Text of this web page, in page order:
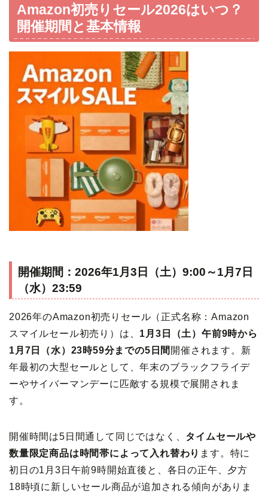
Amazon初売りセール2026はいつ？
開催期間と基本情報
開催期間：2026年1月3日（土）9:00～1月7日
（水）23:59
2026年のAmazon初売りセール（正式名称：Amazon
スマイルセール初売り）は、 1月3日（土）午前9時から
1月7日（水）23時59分までの5日間 開催されます。新
年最初の大型セールとして、年末のブラックフライデ
ーやサイバーマンデーに匹敵する規模で展開されま
す。
開催時間は5日間通して同じではなく、 タイムセールや
数量限定商品は時間帯によって入れ替わり ます。特に
初日の1月3日午前9時開始直後と、各日の正午、夕方
18時頃に新しいセール商品が追加される傾向がありま